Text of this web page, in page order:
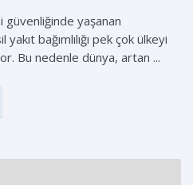
yaşanan
bağımlılığı pek çok ülkeyi
Bu nedenle dünya, artan ...